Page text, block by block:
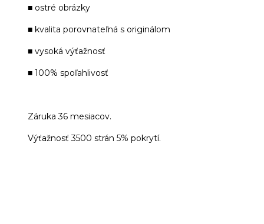
■ ostré obrázky
■ kvalita porovnateľná s originálom
■ vysoká výťažnosť
■ 100% spoľahlivosť
Záruka 36 mesiacov.
Výťažnosť 3500 strán 5% pokrytí.